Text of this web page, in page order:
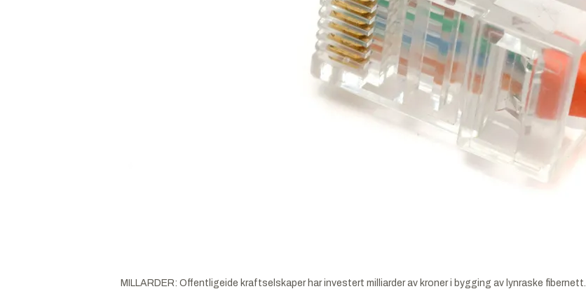
MILLARDER: Offentligeide kraftselskaper har investert milliarder av kroner i bygging av lynraske fibernett.